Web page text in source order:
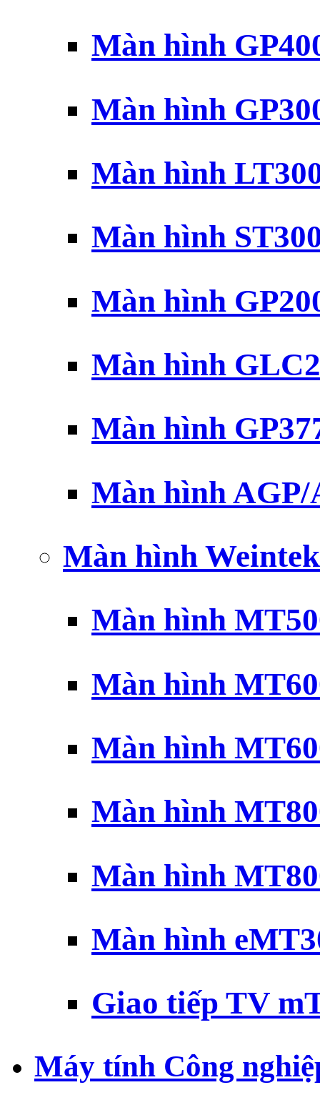
Màn hình
Màn hình
Màn hình
Màn hình
Màn hình
Màn hình
Màn hình
Màn hình AGP/
Màn hình
Màn hình
Màn hình
Màn hình
Màn hình
Màn hình
Màn hình
Giao tiếp TV
Máy tính Công